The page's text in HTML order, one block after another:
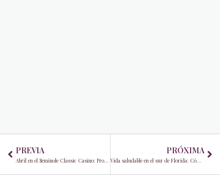
PREVIA
Abril en el Seminole Classic Casino: Promociones, entretenimiento y su significado para la economía del ocio en Miami-Dade
PRÓXIMA
Vida saludable en el sur de Florida: Cómo Aetna® destaca pequeños hábitos que marcan una gran diferencia